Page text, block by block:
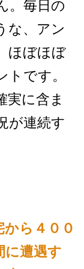
毎日の
な、アン
ほぼほぼ
です。
実に含ま
が連続す
ら４００
に遭遇す